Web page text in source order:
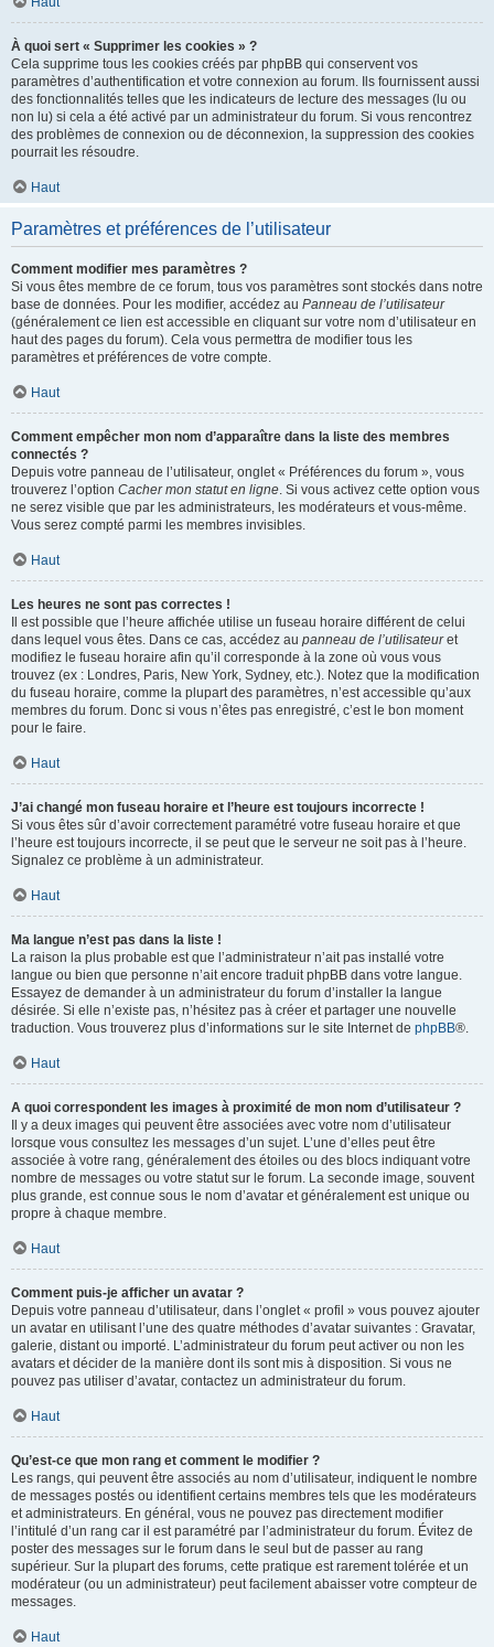
À quoi sert « Supprimer les cookies » ?
Cela supprime tous les cookies créés par phpBB qui conservent vos
paramètres d’authentification et votre connexion au forum. Ils fournissent aussi
des fonctionnalités telles que les indicateurs de lecture des messages (lu ou
non lu) si cela a été activé par un administrateur du forum. Si vous rencontrez
des problèmes de connexion ou de déconnexion, la suppression des cookies
pourrait les résoudre.
Haut
Paramètres et préférences de l’utilisateur
Comment modifier mes paramètres ?
Si vous êtes membre de ce forum, tous vos paramètres sont stockés dans notre
base de données. Pour les modifier, accédez au Panneau de l’utilisateur
(généralement ce lien est accessible en cliquant sur votre nom d’utilisateur en
haut des pages du forum). Cela vous permettra de modifier tous les
paramètres et préférences de votre compte.
Haut
Comment empêcher mon nom d’apparaître dans la liste des membres
connectés ?
Depuis votre panneau de l’utilisateur, onglet « Préférences du forum », vous
trouverez l’option Cacher mon statut en ligne. Si vous activez cette option vous
ne serez visible que par les administrateurs, les modérateurs et vous-même.
Vous serez compté parmi les membres invisibles.
Haut
Les heures ne sont pas correctes !
Il est possible que l’heure affichée utilise un fuseau horaire différent de celui
dans lequel vous êtes. Dans ce cas, accédez au panneau de l’utilisateuret
modifiez le fuseau horaire afin qu’il corresponde à la zone où vous vous
trouvez (ex : Londres, Paris, New York, Sydney, etc.). Notez que la modification
du fuseau horaire, comme la plupart des paramètres, n’est accessible qu’aux
membres du forum. Donc si vous n’êtes pas enregistré, c’est le bon moment
pour le faire.
Haut
J’ai changé mon fuseau horaire et l’heure est toujours incorrecte !
Si vous êtes sûr d’avoir correctement paramétré votre fuseau horaire et que
l’heure est toujours incorrecte, il se peut que le serveur ne soit pas à l’heure.
Signalez ce problème à un administrateur.
Haut
Ma langue n’est pas dans la liste !
La raison la plus probable est que l’administrateur n’ait pas installé votre
langue ou bien que personne n’ait encore traduit phpBB dans votre langue.
Essayez de demander à un administrateur du forum d’installer la langue
désirée. Si elle n’existe pas, n’hésitez pas à créer et partager une nouvelle
traduction. Vous trouverez plus d’informations sur le site Internet de phpBB®.
Haut
A quoi correspondent les images à proximité de mon nom d’utilisateur ?
Il y a deux images qui peuvent être associées avec votre nom d’utilisateur
lorsque vous consultez les messages d’un sujet. L’une d’elles peut être
associée à votre rang, généralement des étoiles ou des blocs indiquant votre
nombre de messages ou votre statut sur le forum. La seconde image, souvent
plus grande, est connue sous le nom d’avatar et généralement est unique ou
propre à chaque membre.
Haut
Comment puis-je afficher un avatar ?
Depuis votre panneau d’utilisateur, dans l’onglet « profil » vous pouvez ajouter
un avatar en utilisant l’une des quatre méthodes d’avatar suivantes : Gravatar,
galerie, distant ou importé. L’administrateur du forum peut activer ou non les
avatars et décider de la manière dont ils sont mis à disposition. Si vous ne
pouvez pas utiliser d’avatar, contactez un administrateur du forum.
Haut
Qu’est-ce que mon rang et comment le modifier ?
Les rangs, qui peuvent être associés au nom d’utilisateur, indiquent le nombre
de messages postés ou identifient certains membres tels que les modérateurs
et administrateurs. En général, vous ne pouvez pas directement modifier
l’intitulé d’un rang car il est paramétré par l’administrateur du forum. Évitez de
poster des messages sur le forum dans le seul but de passer au rang
supérieur. Sur la plupart des forums, cette pratique est rarement tolérée et un
modérateur (ou un administrateur) peut facilement abaisser votre compteur de
messages.
Haut